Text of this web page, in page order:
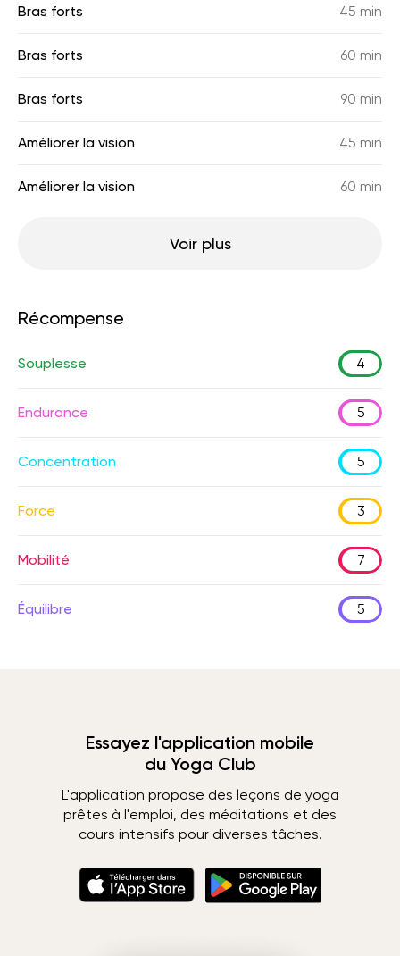
Bras forts 45 min
Bras forts 60 min
Bras forts 90 min
Améliorer la vision 45 min
Améliorer la vision 60 min
Voir plus
Récompense
Souplesse 4
Endurance 5
Concentration 5
Force 3
Mobilité 7
Équilibre 5
Essayez l'application mobile
du Yoga Club
L'application propose des leçons de yoga
prêtes à l'emploi, des méditations et des
cours intensifs pour diverses tâches.